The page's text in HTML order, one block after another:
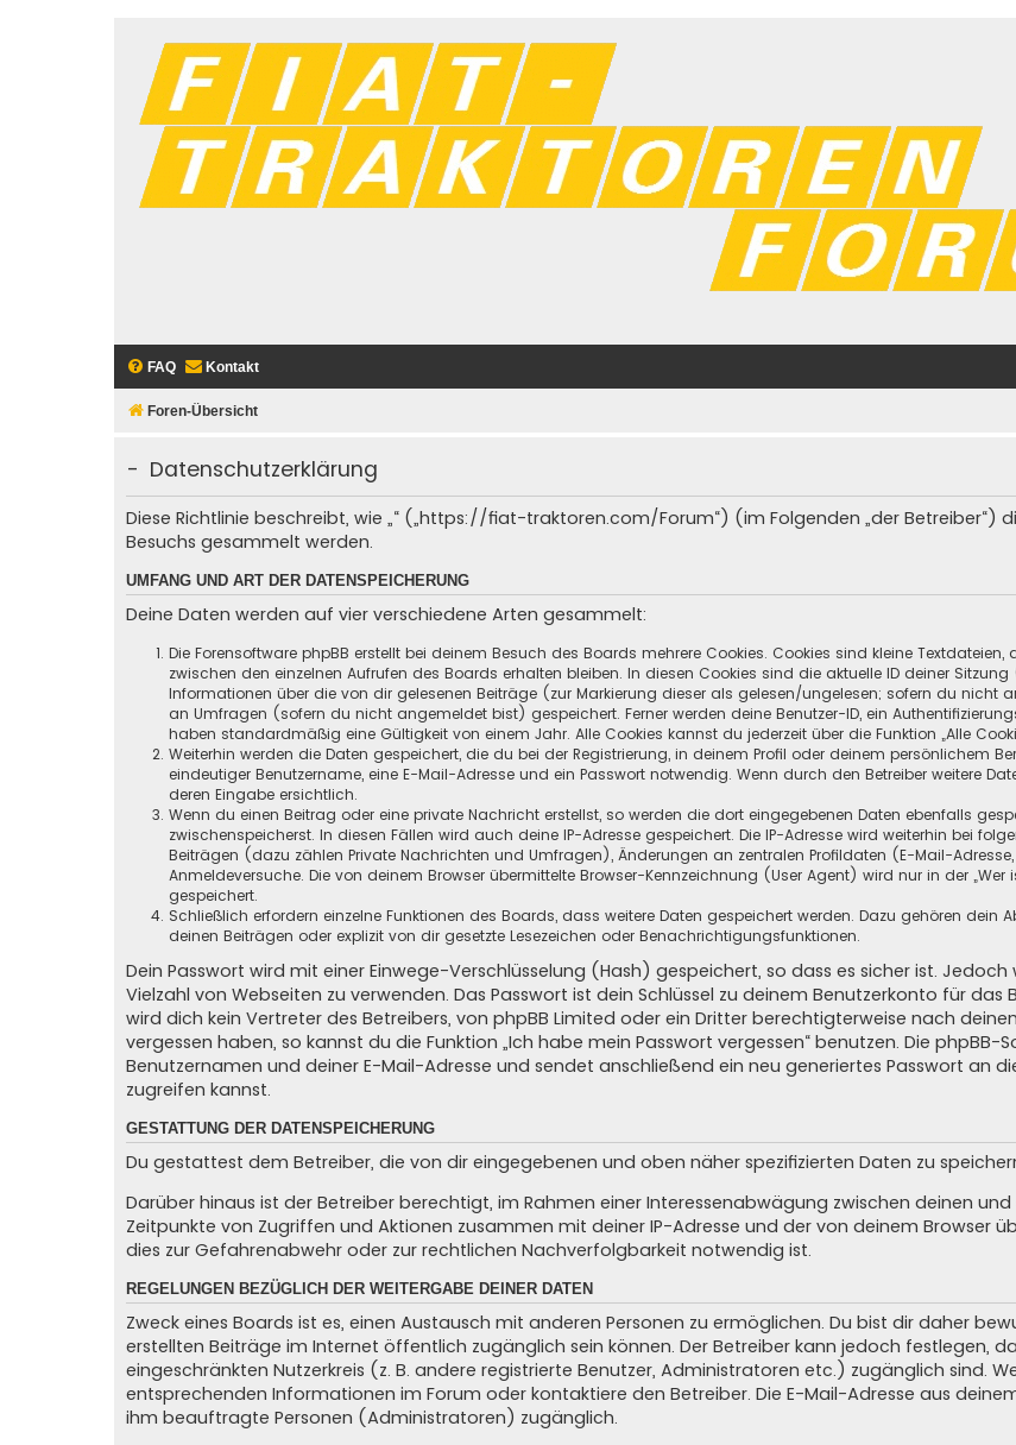
FAQ Kontakt
Foren-Übersicht
- Datenschutzerklärung
Diese Richtlinie beschreibt, wie „“ („https://fiat-traktoren.com/Forum“) (im Folgenden „der Betreiber“)
Besuchs gesammelt werden.
UMFANG UND ART DER DATENSPEICHERUNG
Deine Daten werden auf vier verschiedene Arten gesammelt:
Die Forensoftware phpBB erstellt bei deinem Besuch des Boards mehrere Cookies. Cookies sind kleine
zwischen den einzelnen Aufrufen des Boards erhalten bleiben. In diesen Cookies sind die aktuelle ID deiner
Informationen über die von dir gelesenen Beiträge (zur Markierung dieser als gelesen/ungelesen; sofern du nicht
an Umfragen (sofern du nicht angemeldet bist) gespeichert. Ferner werden deine Benutzer-ID, ein
haben standardmäßig eine Gültigkeit von einem Jahr. Alle Cookies kannst du jederzeit über die Funktion „Alle
Weiterhin werden die Daten gespeichert, die du bei der Registrierung, in deinem Profil oder deinem persönlichem
eindeutiger Benutzername, eine E-Mail-Adresse und ein Passwort notwendig. Wenn durch den Betreiber weitere
deren Eingabe ersichtlich.
Wenn du einen Beitrag oder eine private Nachricht erstellst, so werden die dort eingegebenen Daten ebenfalls
zwischenspeicherst. In diesen Fällen wird auch deine IP-Adresse gespeichert. Die IP-Adresse wird weiterhin bei
Beiträgen (dazu zählen Private Nachrichten und Umfragen), Änderungen an zentralen Profildaten (E-Mail-
Anmeldeversuche. Die von deinem Browser übermittelte Browser-Kennzeichnung (User Agent) wird nur in der
gespeichert.
Schließlich erfordern einzelne Funktionen des Boards, dass weitere Daten gespeichert werden. Dazu gehören
deinen Beiträgen oder explizit von dir gesetzte Lesezeichen oder Benachrichtigungsfunktionen.
Dein Passwort wird mit einer Einwege-Verschlüsselung (Hash) gespeichert, so dass es sicher ist.
Vielzahl von Webseiten zu verwenden. Das Passwort ist dein Schlüssel zu deinem Benutzerkonto für
wird dich kein Vertreter des Betreibers, von phpBB Limited oder ein Dritter berechtigterweise nach
vergessen haben, so kannst du die Funktion „Ich habe mein Passwort vergessen“ benutzen. Die
Benutzernamen und deiner E-Mail-Adresse und sendet anschließend ein neu generiertes Passwort an
zugreifen kannst.
GESTATTUNG DER DATENSPEICHERUNG
Du gestattest dem Betreiber, die von dir eingegebenen und oben näher spezifizierten Daten zu
Darüber hinaus ist der Betreiber berechtigt, im Rahmen einer Interessenabwägung zwischen deinen
Zeitpunkte von Zugriffen und Aktionen zusammen mit deiner IP-Adresse und der von deinem Browser
dies zur Gefahrenabwehr oder zur rechtlichen Nachverfolgbarkeit notwendig ist.
REGELUNGEN BEZÜGLICH DER WEITERGABE DEINER DATEN
Zweck eines Boards ist es, einen Austausch mit anderen Personen zu ermöglichen. Du bist dir daher
erstellten Beiträge im Internet öffentlich zugänglich sein können. Der Betreiber kann jedoch festlegen,
eingeschränkten Nutzerkreis (z. B. andere registrierte Benutzer, Administratoren etc.) zugänglich sind.
entsprechenden Informationen im Forum oder kontaktiere den Betreiber. Die E-Mail-Adresse aus
ihm beauftragte Personen (Administratoren) zugänglich.